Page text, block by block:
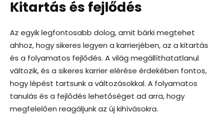
Kitartás és fejlődés
Az egyik legfontosabb dolog, amit bárki megtehet
ahhoz, hogy sikeres legyen a karrierjében, az a kitartás
és a folyamatos fejlődés. A világ megállíthatatlanul
változik, és a sikeres karrier elérése érdekében fontos,
hogy lépést tartsunk a változásokkal. A folyamatos
tanulás és a fejlődés lehetőséget ad arra, hogy
megfelelően reagáljunk az új kihívásokra.